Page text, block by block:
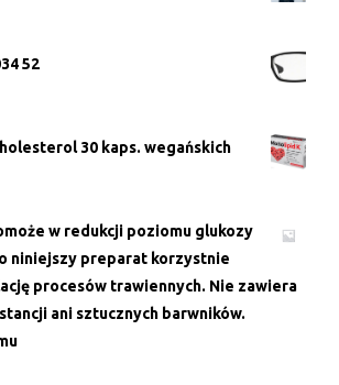
52
30 kaps. wegańskich
w redukcji poziomu glukozy
niniejszy preparat korzystnie
procesów trawiennych. Nie zawiera
ani sztucznych barwników.